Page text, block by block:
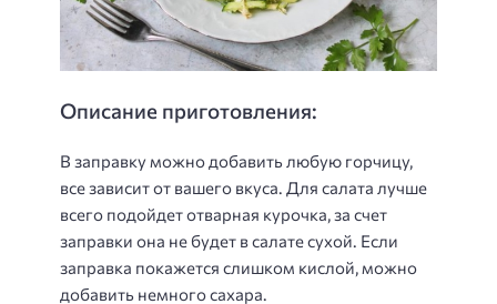
Описание приготовления:
В заправку можно добавить любую горчицу,
все зависит от вашего вкуса. Для салата лучше
всего подойдет отварная курочка, за счет
заправки она не будет в салате сухой. Если
заправка покажется слишком кислой, можно
добавить немного сахара.